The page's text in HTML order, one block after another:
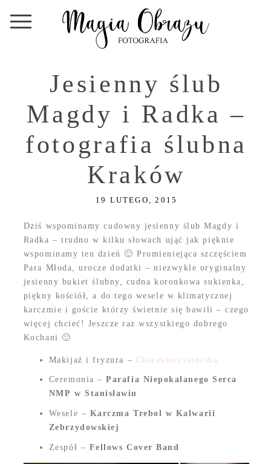
Jesienny ślub
Magdy i Radka –
fotografia ślubna
Kraków
19 LUTEGO, 2015
Dziś wspominamy cudowny jesienny ślub Magdy i
Radka – trudno w kilku słowach ująć jak pięknie
wspominamy ten dzień 🙂 Promieniejąca szczęściem
Para Młoda, urocze dodatki – niezwykle oryginalny
jesienny bukiet ślubny, cudna koronkowa sukienka,
piękny kościół, a do tego wesele w klimatycznej
karczmie i goście którzy świetnie się bawili – czego
więcej chcieć! Jeszcze raz wszystkiego dobrego
Kochani 🙂
Makijaż i fryzura – Charakteryzatorska
Ceremonia –Parafia Niepokalanego Serca
NMP w Stanisławiu
Wesele – Karczma Trebol w Kalwarii
Zebrzydowskiej
Zespół – Fellows Cover Band